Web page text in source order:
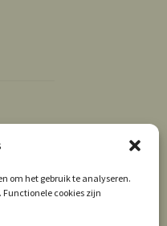
om het gebruik te analyseren.
cookies zijn